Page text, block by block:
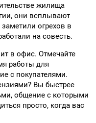
жилища
они всплывают
огрехов в
на совесть.
в офис. Отмечайте
работы для
с покупателями.
Вы быстрее
общение с которыми
просто, когда вас